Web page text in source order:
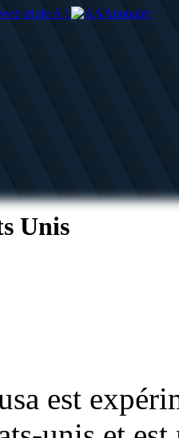
triple A !
Unis
est